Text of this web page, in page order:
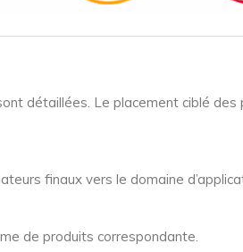
détaillées. Le placement ciblé
finaux vers le domaine
de produits correspondante.